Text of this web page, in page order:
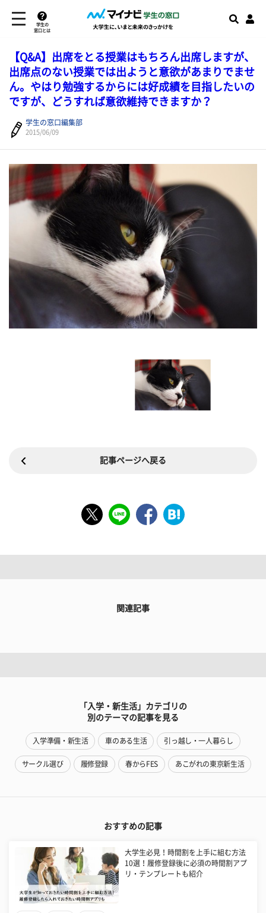
学生の
窓口とは
【Q&A】出席をとる授業はもちろん出席しますが、
出席点のない授業では出ようと意欲があまりでませ
ん。やはり勉強するからには好成績を目指したいの
ですが、どうすれば意欲維持できますか？
学生の窓口編集部
2015/06/09
記事ページへ戻る
関連記事
「入学・新生活」カテゴリの
別のテーマの記事を見る
入学準備・新生活 車のある生活 引っ越し・一人暮らし
サークル選び 履修登録 春からFES あこがれの東京新生活
おすすめの記事
大学生必見！時間割を上手に組む方法
10選！履修登録後に必須の時間割アプ
リ・テンプレートも紹介